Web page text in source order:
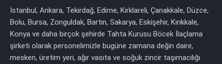
İstanbul, Ankara, Tekirdağ, Edirne, Kırklareli, Çanakkale, Düzce,
Bolu, Bursa, Zonguldak, Bartın, Sakarya, Eskişehir, Kırıkkale,
Konya ve daha birçok şehirde Tahta Kurusu Böcek İlaçlama
şirketi olarak personelimizle bugüne zamana değin daire,
mesken, üretim yeri, ağır vasıta ve soğuk zincir taşımacılığı